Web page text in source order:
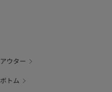
アウター
ボトム